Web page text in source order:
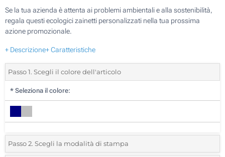
Se la tua azienda è attenta ai problemi ambientali e alla sostenibilità,
regala questi ecologici zainetti personalizzati nella tua prossima
azione promozionale.
+ Descrizione+ Caratteristiche
Passo 1. Scegli il colore dell'articolo
* Seleziona il colore:
Passo 2. Scegli la modalità di stampa